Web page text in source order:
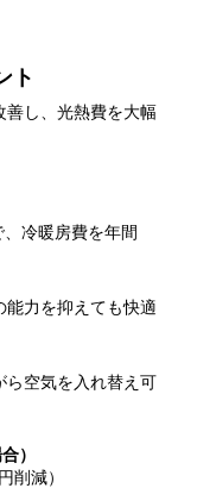
ト
善し、光熱費を大幅
冷暖房費を年間
能力を抑えても快適
ら空気を入れ替え可
）
削減）